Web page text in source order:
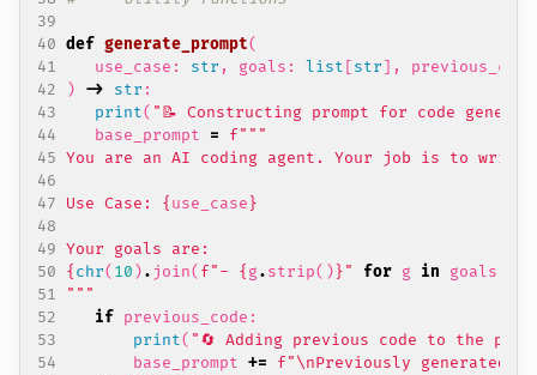
def generate_prompt(
use_case : str , goals : list [str], previous_code
)
-> str :
print( "📝 Constructing prompt for code
base_prompt
= f
Use Case: { use_case }
{ chr( 10 ).join( f"- { g.strip() }" for g in goals
"""
if previous_code :
print( "🔄 Adding previous code to the
base_prompt += f"\nPreviously generated